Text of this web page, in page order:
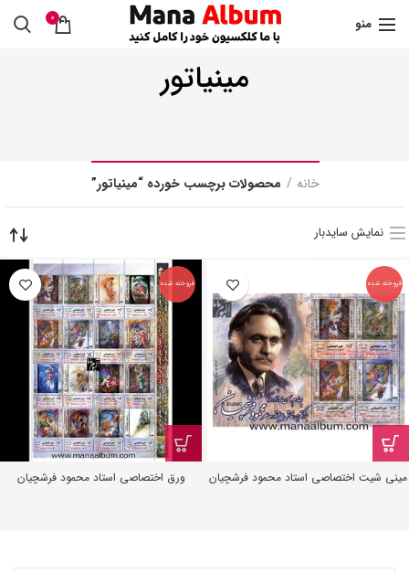
منو 0
مینیاتور
خانه محصولات برچسب خورده “مینیاتور”
نمایش سایدبار
فروخته شده
مینی شیت اختصاصی استاد محمود فرشچیان
فروخته شده
ورق اختصاصی استاد محمود فرشچیان